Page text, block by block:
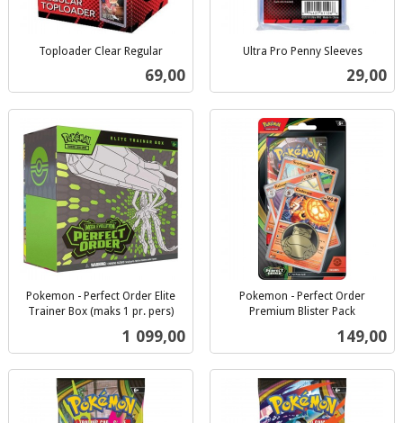
Toploader Clear Regular
Pris
69,00
Ultra Pro Penny Sleeves
Pris
29,00
Pokemon - Perfect Order Elite
Trainer Box (maks 1 pr. pers)
Pris
1 099,00
Pokemon - Perfect Order
Premium Blister Pack
Pris
149,00